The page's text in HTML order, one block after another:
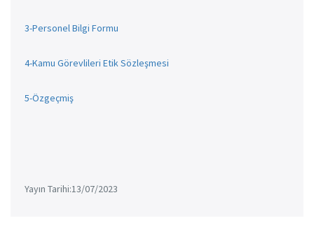
3-Personel Bilgi Formu
4-Kamu Görevlileri Etik Sözleşmesi
5-Özgeçmiş
Yayın Tarihi:13/07/2023